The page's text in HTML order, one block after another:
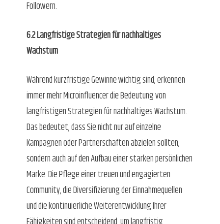
Followern.
6.2 Langfristige Strategien für nachhaltiges
Wachstum
Während kurzfristige Gewinne wichtig sind, erkennen
immer mehr Microinfluencer die Bedeutung von
langfristigen Strategien für nachhaltiges Wachstum.
Das bedeutet, dass Sie nicht nur auf einzelne
Kampagnen oder Partnerschaften abzielen sollten,
sondern auch auf den Aufbau einer starken persönlichen
Marke. Die Pflege einer treuen und engagierten
Community, die Diversifizierung der Einnahmequellen
und die kontinuierliche Weiterentwicklung Ihrer